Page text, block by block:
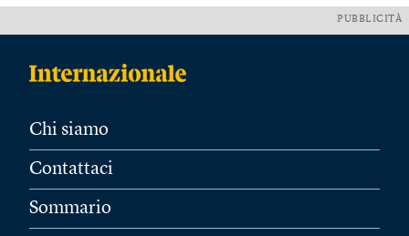
PUBBLICITÀ
Chi siamo
Contattaci
Sommario